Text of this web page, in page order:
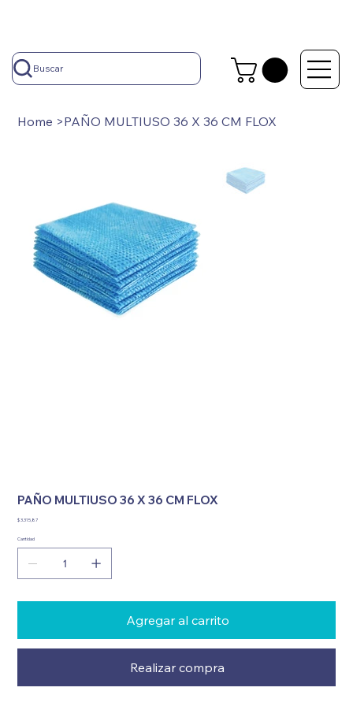
Buscar
Home >PAÑO MULTIUSO 36 X 36 CM FLOX
PAÑO MULTIUSO 36 X 36 CM FLOX
Precio
$ 3.315,87
Cantidad
Agregar al carrito
Realizar compra